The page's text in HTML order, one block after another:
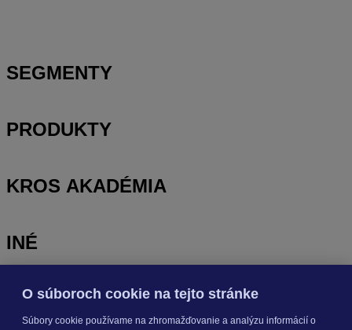
SEGMENTY
PRODUKTY
KROS AKADÉMIA
INÉ
OdoberajteNOVINKY
O súboroch cookie na tejto stránke
Súbory cookie používame na zhromažďovanie a analýzu informácií o